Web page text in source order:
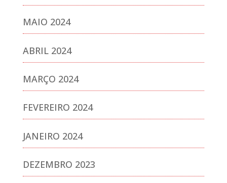
MAIO 2024
ABRIL 2024
MARÇO 2024
FEVEREIRO 2024
JANEIRO 2024
DEZEMBRO 2023